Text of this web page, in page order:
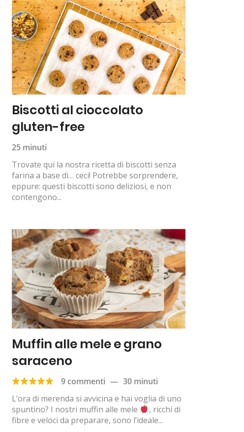
Biscotti al cioccolato
gluten-free
25 minuti
Trovate qui la nostra ricetta di biscotti senza
farina a base di… ceci! Potrebbe sorprendere,
eppure: questi biscotti sono deliziosi, e non
contengono...
Muffin alle mele e grano
saraceno
9 commenti — 30 minuti
L’ora di merenda si avvicina e hai voglia di uno
spuntino? I nostri muffin alle mele
, ricchi di
fibre e veloci da preparare, sono l’ideale...